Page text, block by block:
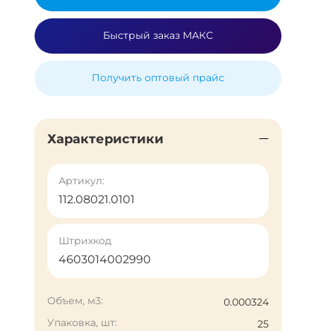
Быстрый заказ МАКС
Получить оптовый прайс
Характеристики
Артикул:
112.08021.0101
Штрихкод
4603014002990
Объем, м3:
0.000324
Упаковка, шт:
25